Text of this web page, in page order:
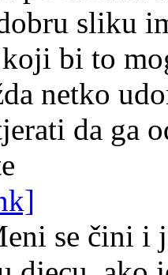
sliku
bi to
netko
da ga
se čini i